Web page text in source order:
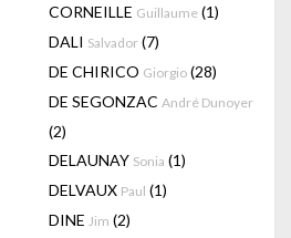
CORNEILLE Guillaume (1)
DALI Salvador (7)
DE CHIRICO Giorgio (28)
DE SEGONZAC André Dunoyer
(2)
DELAUNAY Sonia (1)
DELVAUX Paul (1)
DINE Jim (2)